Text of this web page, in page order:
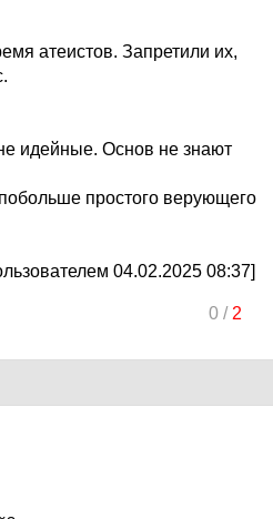
атеистов. Запретили их,
идейные. Основ не знают
простого верующего
04.02.2025 08:37]
0/ 2